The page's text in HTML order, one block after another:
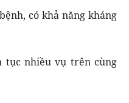
có khả năng kháng
tục nhiều vụ trên cùng